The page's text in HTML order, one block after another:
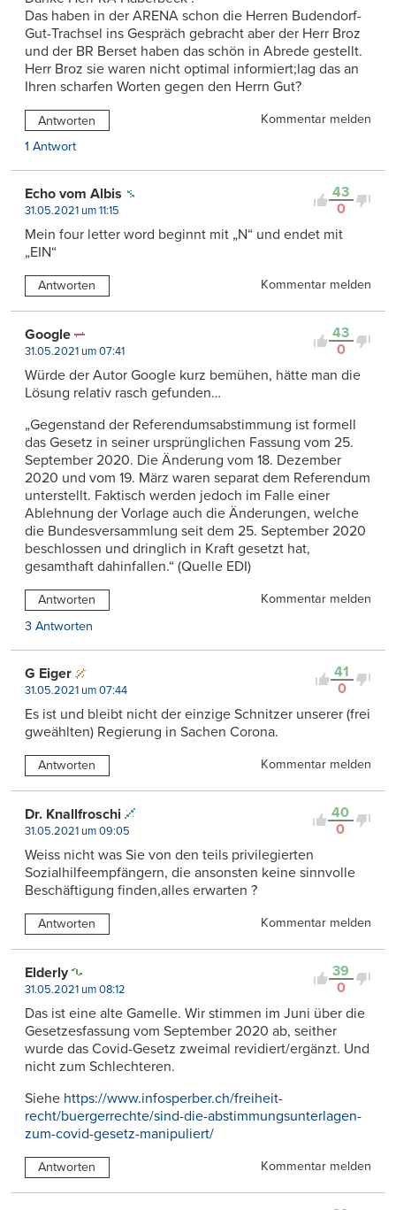
Das haben in der ARENA schon die Herren Budendorf-
Gut-Trachsel ins Gespräch gebracht aber der Herr Broz
und der BR Berset haben das schön in Abrede gestellt.
Herr Broz sie waren nicht optimal informiert;lag das an
Ihren scharfen Worten gegen den Herrn Gut?
Antworten
Kommentar melden
1 Antwort
43
0
Echo vom Albis
31.05.2021 um 11:15
Mein four letter word beginnt mit „N“ und endet mit
„EIN“
Antworten Kommentar melden
43
0
Google
31.05.2021 um 07:41
Würde der Autor Google kurz bemühen, hätte man die
Lösung relativ rasch gefunden…
„Gegenstand der Referendumsabstimmung ist formell
das Gesetz in seiner ursprünglichen Fassung vom 25.
September 2020. Die Änderung vom 18. Dezember
2020 und vom 19. März waren separat dem Referendum
unterstellt. Faktisch werden jedoch im Falle einer
Ablehnung der Vorlage auch die Änderungen, welche
die Bundesversammlung seit dem 25. September 2020
beschlossen und dringlich in Kraft gesetzt hat,
gesamthaft dahinfallen.“ (Quelle EDI)
Antworten
Kommentar melden
3 Antworten
41
0
G Eiger
31.05.2021 um 07:44
Es ist und bleibt nicht der einzige Schnitzer unserer (frei
gweählten) Regierung in Sachen Corona.
Antworten Kommentar melden
40
0
Dr. Knallfroschi
31.05.2021 um 09:05
Weiss nicht was Sie von den teils privilegierten
Sozialhilfeempfängern, die ansonsten keine sinnvolle
Beschäftigung finden,alles erwarten ?
Antworten Kommentar melden
39
0
Elderly
31.05.2021 um 08:12
Das ist eine alte Gamelle. Wir stimmen im Juni über die
Gesetzesfassung vom September 2020 ab, seither
wurde das Covid-Gesetz zweimal revidiert/ergänzt. Und
nicht zum Schlechteren.
Siehe https://www.infosperber.ch/freiheit-
recht/buergerrechte/sind-die-abstimmungsunterlagen-
zum-covid-gesetz-manipuliert/
Antworten Kommentar melden